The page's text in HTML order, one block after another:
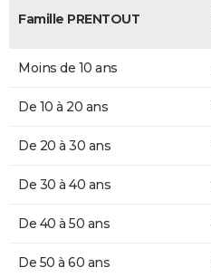
Famille PRENTOUT
Moins de 10 ans
De 10 à 20 ans
De 20 à 30 ans
De 30 à 40 ans
De 40 à 50 ans
De 50 à 60 ans